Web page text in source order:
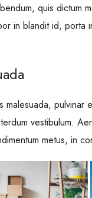
quis dictum
in blandit id, porta
pulvinar
vestibulum.
metus, in